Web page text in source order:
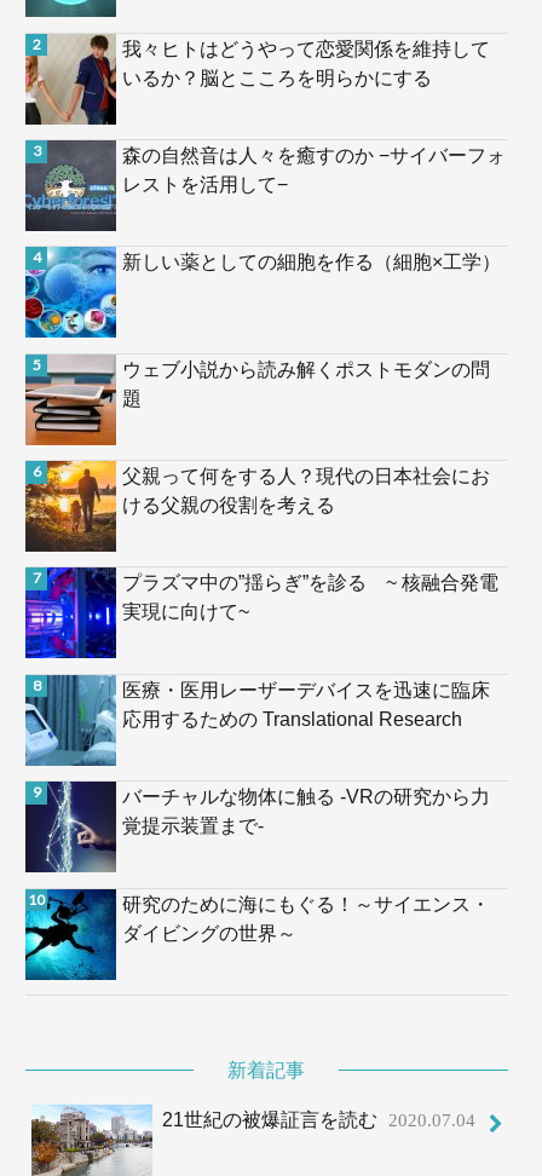
我々ヒトはどうやって恋愛関係を維持して
いるか？脳とこころを明らかにする
森の自然音は人々を癒すのか −サイバーフォ
レストを活用して−
新しい薬としての細胞を作る（細胞×工学）
ウェブ小説から読み解くポストモダンの問
題
父親って何をする人？現代の日本社会にお
ける父親の役割を考える
プラズマ中の”揺らぎ”を診る ~ 核融合発電
実現に向けて~
医療・医用レーザーデバイスを迅速に臨床
応用するための Translational Research
バーチャルな物体に触る -VRの研究から力
覚提示装置まで-
研究のために海にもぐる！～サイエンス・
ダイビングの世界～
新着記事
21世紀の被爆証言を読む 2020.07.04